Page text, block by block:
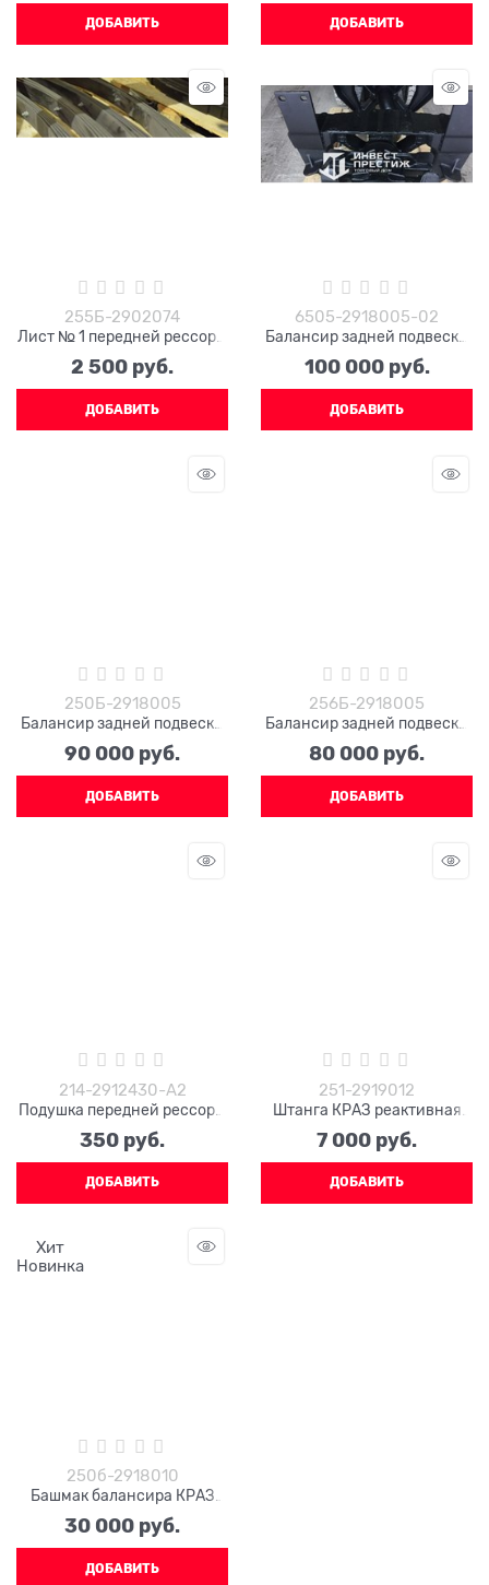
ДОБАВИТЬ ДОБАВИТЬ
255Б-2902074
Лист № 1 передней рессоры
255Б-2902074 (чашки
вверх)
2 500 руб.
ДОБАВИТЬ
6505-2918005-02
Балансир задней подвески
с осью в сборе 6505-
2918005-02
100 000 руб.
ДОБАВИТЬ
250Б-2918005
Балансир задней подвески
250Б-2918005 с осью в
сборе
90 000 руб.
ДОБАВИТЬ
256Б-2918005
Балансир задней подвески
256Б-2918005 c осью в
сборе
80 000 руб.
ДОБАВИТЬ
214-2912430-А2
Подушка передней рессоры
214-2912430-А2
350 руб.
ДОБАВИТЬ
251-2919012
Штанга КРАЗ реактивная
нижняя 251-2919012 (длина
530 мм)
7 000 руб.
ДОБАВИТЬ
Хит
Новинка
250б-2918010
Башмак балансира КРАЗ
250б-2918010
30 000 руб.
ДОБАВИТЬ